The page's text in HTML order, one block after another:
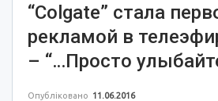
“Colgate” стала
рекламой в
– “…Просто
Опубліковано 11.06.2016